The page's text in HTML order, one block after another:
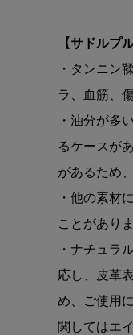
【サドルプ
・タンニン
ラ、血筋、
・油分が多
るケースが
があるため
・他の素材
ことがありま
・ナチュラ
応し、皮革
め、ご使用
関してはエ